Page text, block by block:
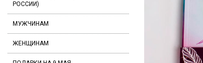
РОССИИ)
МУЖЧИНАМ
ЖЕНЩИНАМ